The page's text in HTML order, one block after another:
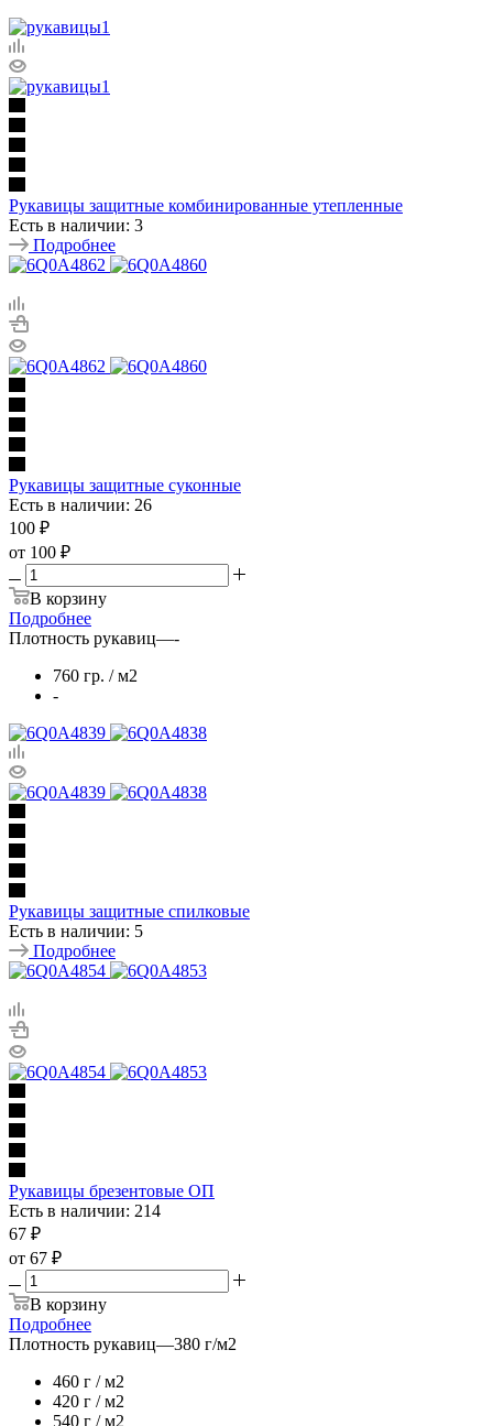
Рукавицы защитные комбинированные утепленные
Есть в наличии: 3
Подробнее
Рукавицы защитные суконные
Есть в наличии: 26
100 ₽
от 100 ₽
В корзину
Подробнее
Плотность рукавиц—-
760 гр. / м2
-
Рукавицы защитные спилковые
Есть в наличии: 5
Подробнее
Рукавицы брезентовые ОП
Есть в наличии: 214
67 ₽
от 67 ₽
В корзину
Подробнее
Плотность рукавиц—380 г/м2
460 г / м2
420 г / м2
540 г / м2